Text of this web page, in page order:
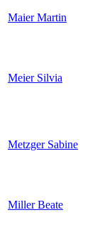
Maier Martin
Meier Silvia
Metzger Sabine
Miller Beate